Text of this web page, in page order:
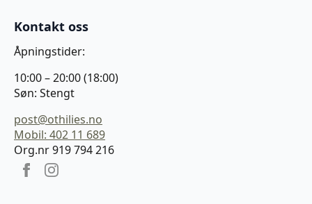
Kontakt oss
Åpningstider:
10:00 – 20:00 (18:00)
Søn: Stengt
post@othilies.no
Mobil: 402 11 689
Org.nr 919 794 216